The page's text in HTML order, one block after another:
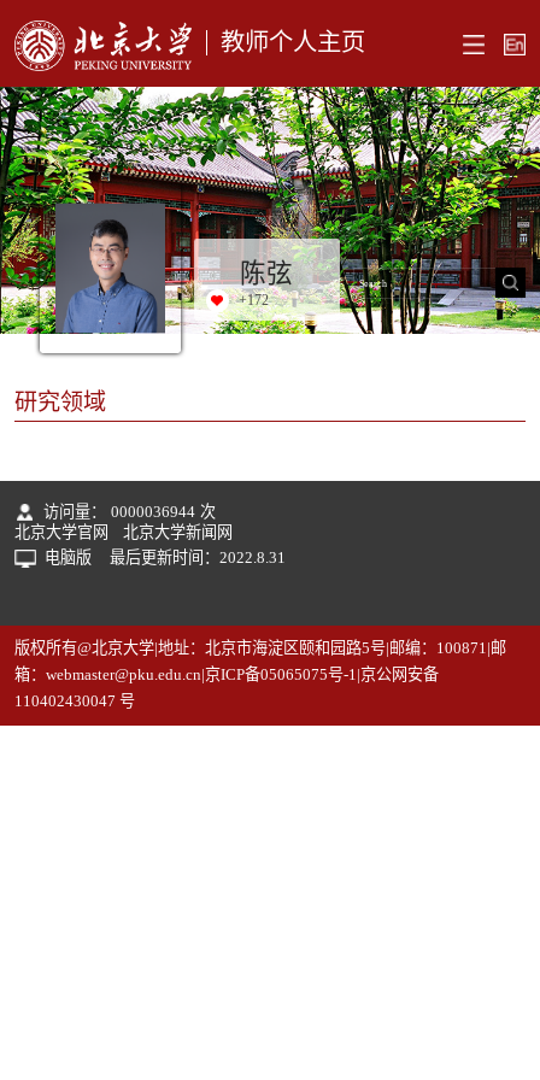
教师个人主页
陈弦
+172
研究领域
访问量： 0000036944 次
北京大学官网
北京大学新闻网
电脑版
最后更新时间： 2022.8.31
版权所有@北京大学|地址：北京市海淀区颐和园路5号|邮编：100871|邮
箱：webmaster@pku.edu.cn|京ICP备05065075号-1|京公网安备
110402430047 号